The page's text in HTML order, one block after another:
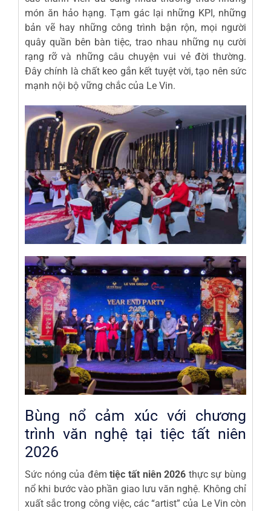
món ăn hảo hạng. Tạm gác lại những KPI, những
bản vẽ hay những công trình bận rộn, mọi người
quây quần bên bàn tiệc, trao nhau những nụ cười
rạng rỡ và những câu chuyện vui vẻ đời thường.
Đây chính là chất keo gắn kết tuyệt vời, tạo nên sức
mạnh nội bộ vững chắc của Le Vin.
Bùng nổ cảm xúc với chương
trình văn nghệ tại tiệc tất niên
2026
Sức nóng của đêmtiệc tất niên 2026 thực sự bùng
nổ khi bước vào phần giao lưu văn nghệ. Không chỉ
xuất sắc trong công việc, các “artist” của Le Vin còn